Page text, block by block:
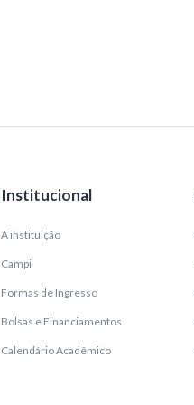
Institucional
A instituição
Campi
Formas de Ingresso
Bolsas e Financiamentos
Calendário Acadêmico